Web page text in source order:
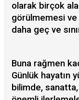
olarak birçok
görülmemesi ve
daha geç ve
Buna rağmen
Günlük hayatın
bilimde,